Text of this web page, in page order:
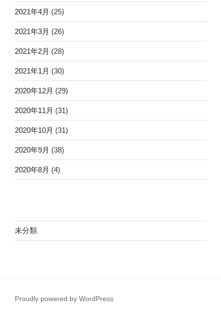
2021年4月 (25)
2021年3月 (26)
2021年2月 (28)
2021年1月 (30)
2020年12月 (29)
2020年11月 (31)
2020年10月 (31)
2020年9月 (38)
2020年8月 (4)
未分類
Proudly powered by WordPress